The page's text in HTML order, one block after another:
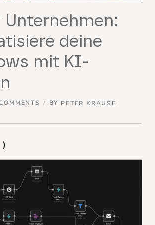
Unternehmen:
deine
mit KI-
BY PETER KRAUSE